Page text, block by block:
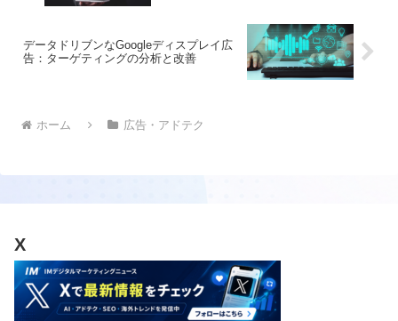
データドリブンなGoogleディスプレイ広
告：ターゲティングの分析と改善
ホーム 広告・アドテク
X